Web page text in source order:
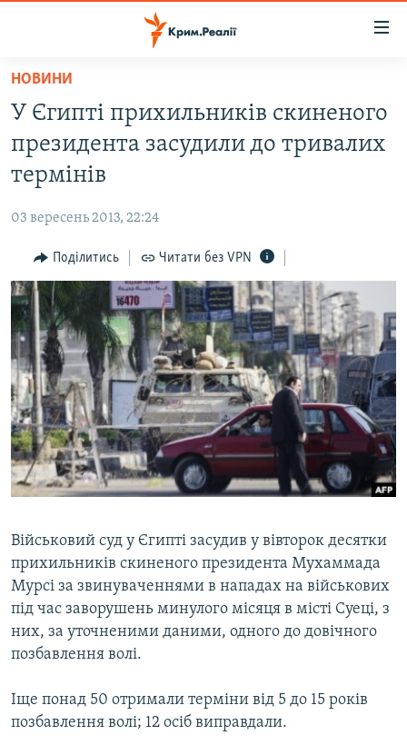
Перейти
основного
матеріалу
Перейти
до
основної
навігації
Перейти
до
пошуку
ВІДЕО ТА ФОТО
БЛОГИ
ПОГЛЯД
ІНТЕРВ'Ю
ВСЕ ЗА ДЕНЬ
СПЕЦПРОЕКТИ
ДЕПОРТАЦІЯ
ВІДЕОУРОКИ «ELIFBE»
СВІДЧЕННЯ ОКУПАЦІЇ
УКРАЇНСЬКА ПРОБЛЕМА КРИМУ
ЯК ОБІЙТИ БЛОКУВАННЯ
Русский
Qırımtatar
Усі сайти RFE/RL
НОВИНИ
У Єгипті прихильників скиненого
президента засудили до тривалих
термінів
03 вересень 2013, 22:24
Поділитись Читати без VPN
Військовий суд у Єгипті засудив у вівторок десятки
прихильників скиненого президента Мухаммада
Мурсі за звинуваченнями в нападах на військових
під час заворушень минулого місяця в місті Суеці, з
них, за уточненими даними, одного до довічного
позбавлення волі.
Іще понад 50 отримали терміни від 5 до 15 років
позбавлення волі; 12 осіб виправдали.